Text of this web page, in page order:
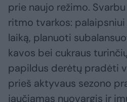
prie naujo režimo.
ritmo tvarkos:
laiką, planuoti
kavos bei cukraus
papildus derėtų pradėti
prieš aktyvaus sezono
jaučiamas nuovargis ir